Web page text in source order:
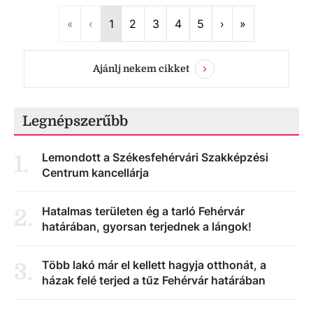
« First‹ Previous
1 2 3 4 5 ›Next
»
Ajánlj nekem cikket
Legnépszerűbb
1.
Lemondott a Székesfehérvári Szakképzési
Centrum kancellárja
2.
Hatalmas területen ég a tarló Fehérvár
határában, gyorsan terjednek a lángok!
3.
Több lakó már el kellett hagyja otthonát, a
házak felé terjed a tűz Fehérvár határában